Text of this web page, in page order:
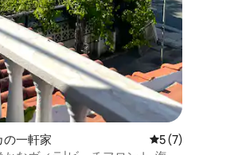
の一軒家 レビュー7件、5
5 (7)